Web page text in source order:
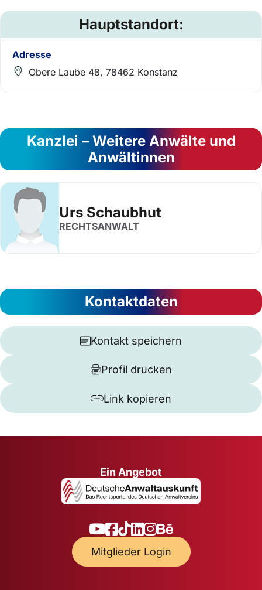
Hauptstandort:
Adresse
Obere Laube 48, 78462 Konstanz
Kanzlei – Weitere Anwälte und
Anwältinnen
Urs Schaubhut
RECHTSANWALT
Kontaktdaten
Kontakt speichern
Profil drucken
Link kopieren
Ein Angebot
Mitglieder Login